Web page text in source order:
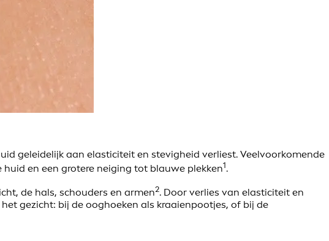
geleidelijk aan elasticiteit en stevigheid verliest. Veelvoorkomende
huid en een grotere neiging tot blauwe plekken1.
de hals, schouders en armen2. Door verlies van elasticiteit en
gezicht: bij de ooghoeken als kraaienpootjes, of bij de